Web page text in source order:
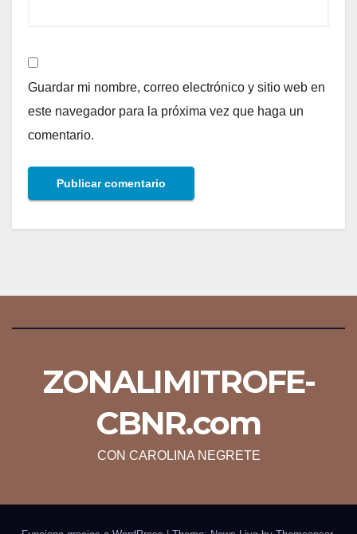
Guardar mi nombre, correo electrónico y sitio web en
este navegador para la próxima vez que haga un
comentario.
ZONALIMITROFE-
CBNR.com
CON CAROLINA NEGRETE